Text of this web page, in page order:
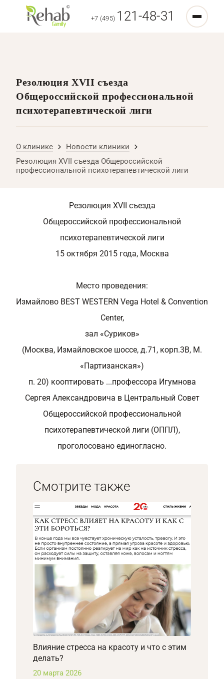
+7 (495) 121-48-31
Резолюция ХVII съезда
Общероссийской профессиональной
психотерапевтической лиги
О клинике
Новости клиники
Резолюция ХVII съезда Общероссийской
профессиональной психотерапевтической лиги
Резолюция ХVII съезда
Общероссийской профессиональной
психотерапевтической лиги
15 октября 2015 года, Москва
Место проведения:
Измайлово BEST WESTERN Vega Hotel & Convention
Center,
зал «Суриков»
(Москва, Измайловское шоссе, д.71, корп.3В, М.
«Партизанская»)
п. 20) кооптировать ...профессора Игумнова
Сергея Александровича в Центральный Совет
Общероссийской профессиональной
психотерапевтической лиги (ОППЛ),
проголосовано единогласно.
Смотрите также
Влияние стресса на красоту и что с этим
делать?
20 марта 2026